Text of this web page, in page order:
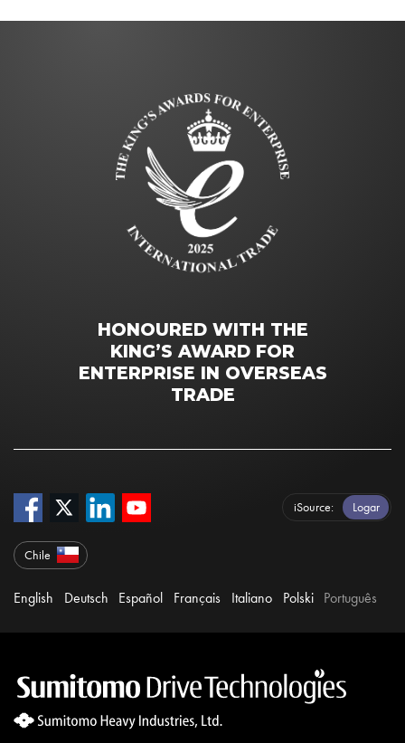
HONOURED WITH THE
KING’S AWARD FOR
ENTERPRISE IN OVERSEAS
TRADE
iSource Logar
Chile
English Deutsch Español Français Italiano Polski Português